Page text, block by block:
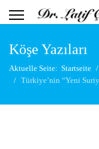
Köşe Yazıları
Aktuelle Seite: Startseite
Türkiye’nin “Yeni